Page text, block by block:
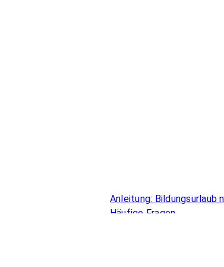
Anleitung: Bildungsurlaub
Häufige Fragen